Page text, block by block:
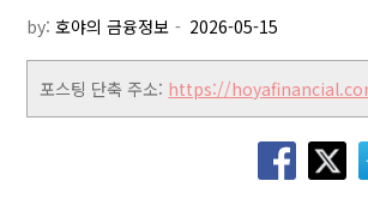
by:호야의 금융정보
포스팅 단축 주소: https://